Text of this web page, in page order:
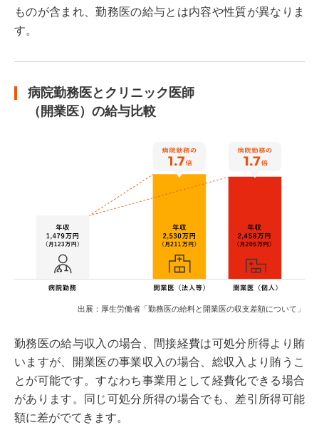
ものが含まれ、勤務医の給与とは内容や性質が異なりま
す。
病院勤務医とクリニック医師
（開業医）の給与比較
出展：厚生労働省「勤務医の給料と開業医の収支差額について」
勤務医の給与収入の場合、間接経費は可処分所得より賄
いますが、開業医の事業収入の場合、総収入より賄うこ
とが可能です。すなわち事業用として経費化できる場合
があります。同じ可処分所得の場合でも、差引所得可能
額に差がでてきます。